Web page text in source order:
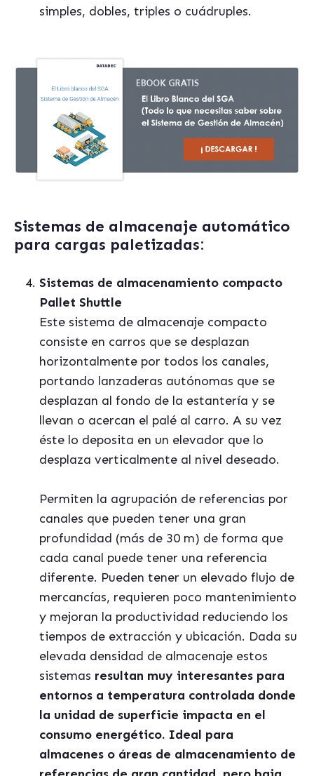
simples, dobles, triples o cuádruples.
Sistemas de almacenaje automático
para cargas paletizadas:
Sistemas de almacenamiento compacto
Pallet Shuttle
Este sistema de almacenaje compacto
consiste en carros que se desplazan
horizontalmente por todos los canales,
portando lanzaderas autónomas que se
desplazan al fondo de la estantería y se
llevan o acercan el palé al carro. A su vez
éste lo deposita en un elevador que lo
desplaza verticalmente al nivel deseado.
Permiten la agrupación de referencias por
canales que pueden tener una gran
profundidad (más de 30 m) de forma que
cada canal puede tener una referencia
diferente. Pueden tener un elevado flujo de
mercancías, requieren poco mantenimiento
y mejoran la productividad reduciendo los
tiempos de extracción y ubicación. Dada su
elevada densidad de almacenaje estos
sistemas resultan muy interesantes para
entornos a temperatura controlada donde
la unidad de superficie impacta en el
consumo energético. Ideal para
almacenes o áreas de almacenamiento de